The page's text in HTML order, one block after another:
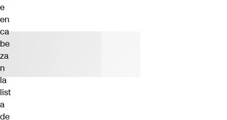
e
en
ca
be
za
n
la
list
a
de